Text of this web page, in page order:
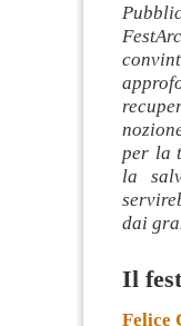
per la
la
dai
Il
Felice